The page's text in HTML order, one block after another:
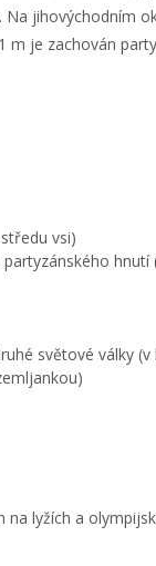
Na jihovýchodním
m je zachován
vsi)
světové války (v
na lyžích a